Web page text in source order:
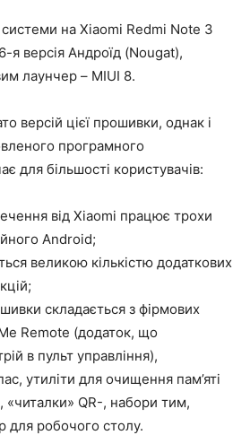
системи на Xiaomi Redmi Note 3
я версія Андроїд (Nougat),
лаунчер – MIUI 8.
версій цієї прошивки, однак і
програмного
для більшості користувачів:
від Xiaomi працює трохи
Android;
великою кількістю додаткових
складається з фірмових
Remote (додаток, що
в пульт управління),
утиліти для очищення пам’яті
«читалки» QR-, набори тим,
для робочого столу.